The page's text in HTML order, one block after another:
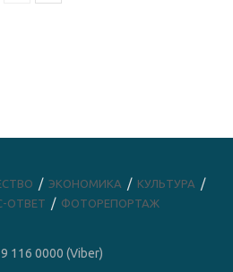
ЭКОНОМИКА
КУЛЬТУРА
ОТВЕТ ФОТОРЕПОРТАЖ
116 0000 (Viber)